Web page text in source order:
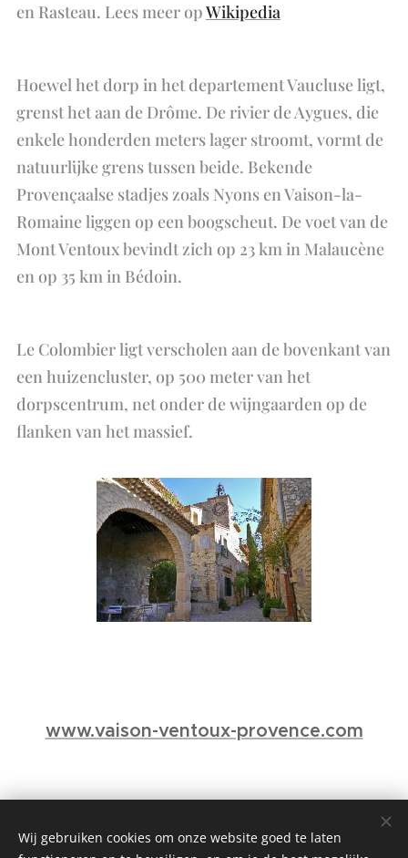
en Rasteau. Lees meer opWikipedia
Hoewel het dorp in het departement Vaucluse ligt,
grenst het aan de Drôme. De rivier de Aygues, die
enkele honderden meters lager stroomt, vormt de
natuurlijke grens tussen beide. Bekende
Provençaalse stadjes zoals Nyons en Vaison-la-
Romaine liggen op een boogscheut. De voet van de
Mont Ventoux bevindt zich op 23 km in Malaucène
en op 35 km in Bédoin.
Le Colombier ligt verscholen aan de bovenkant van
een huizencluster, op 500 meter van het
dorpscentrum, net onder de wijngaarden op de
flanken van het massief.
www.vaison-ventoux-provence.com
© 2026 | Maison Le Colombier Alle rechten voorbehouden
Wij gebruiken cookies om onze website goed te laten